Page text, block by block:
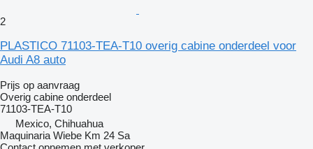
2
PLASTICO 71103-TEA-T10 overig cabine onderdeel voor
Audi A8 auto
Prijs op aanvraag
Overig cabine onderdeel
71103-TEA-T10
Mexico, Chihuahua
Maquinaria Wiebe Km 24 Sa